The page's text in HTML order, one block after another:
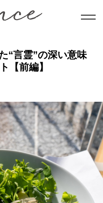
“言霊”の深い意味
【前編】